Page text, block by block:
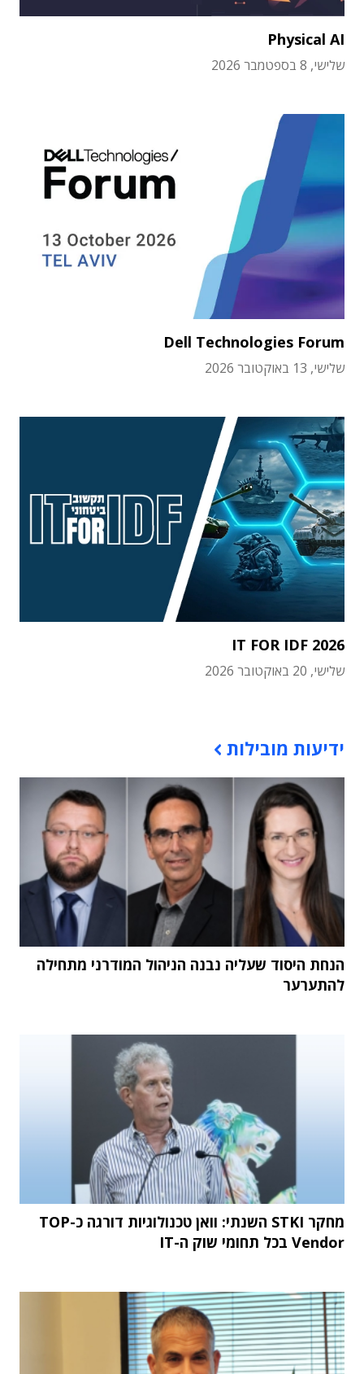
Physical AI
שלישי, 8 בספטמבר 2026
Dell Technologies Forum
שלישי, 13 באוקטובר 2026
IT FOR IDF 2026
שלישי, 20 באוקטובר 2026
ידיעות מובילות
הנחת היסוד שעליה נבנה הניהול המודרני מתחילה
להתערער
מחקר STKI השנתי: וואן טכנולוגיות דורגה כ-TOP
Vendor בכל תחומי שוק ה-IT